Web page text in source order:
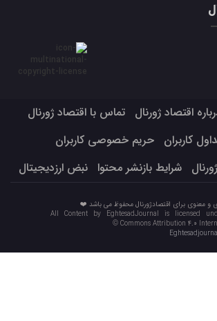
اقتصاد ژورنال
تماس با اقتصاد ژورنال
کاربران
حریم خصوصی کاربران
شرایط بازنشر محتوا نبض ارزدیجیتال
و معنوی برای اقتصادژورنال محفوظ می باشد ❤️
All Content by EghtesadJournal is licensed
Commons Attribution 4.0